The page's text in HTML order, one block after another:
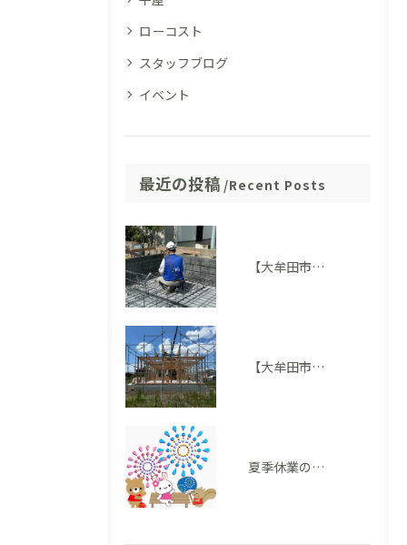
ローコスト
スタッフブログ
イベント
最近の投稿 Recent Posts
【大牟田市M様邸】配筋検査に適合しました。完成後には見えない部分も大切にしています
【大牟田市 T様邸】上棟を迎えました！いよいよ住まいの形が見えてきました
夏季休業のお知らせ